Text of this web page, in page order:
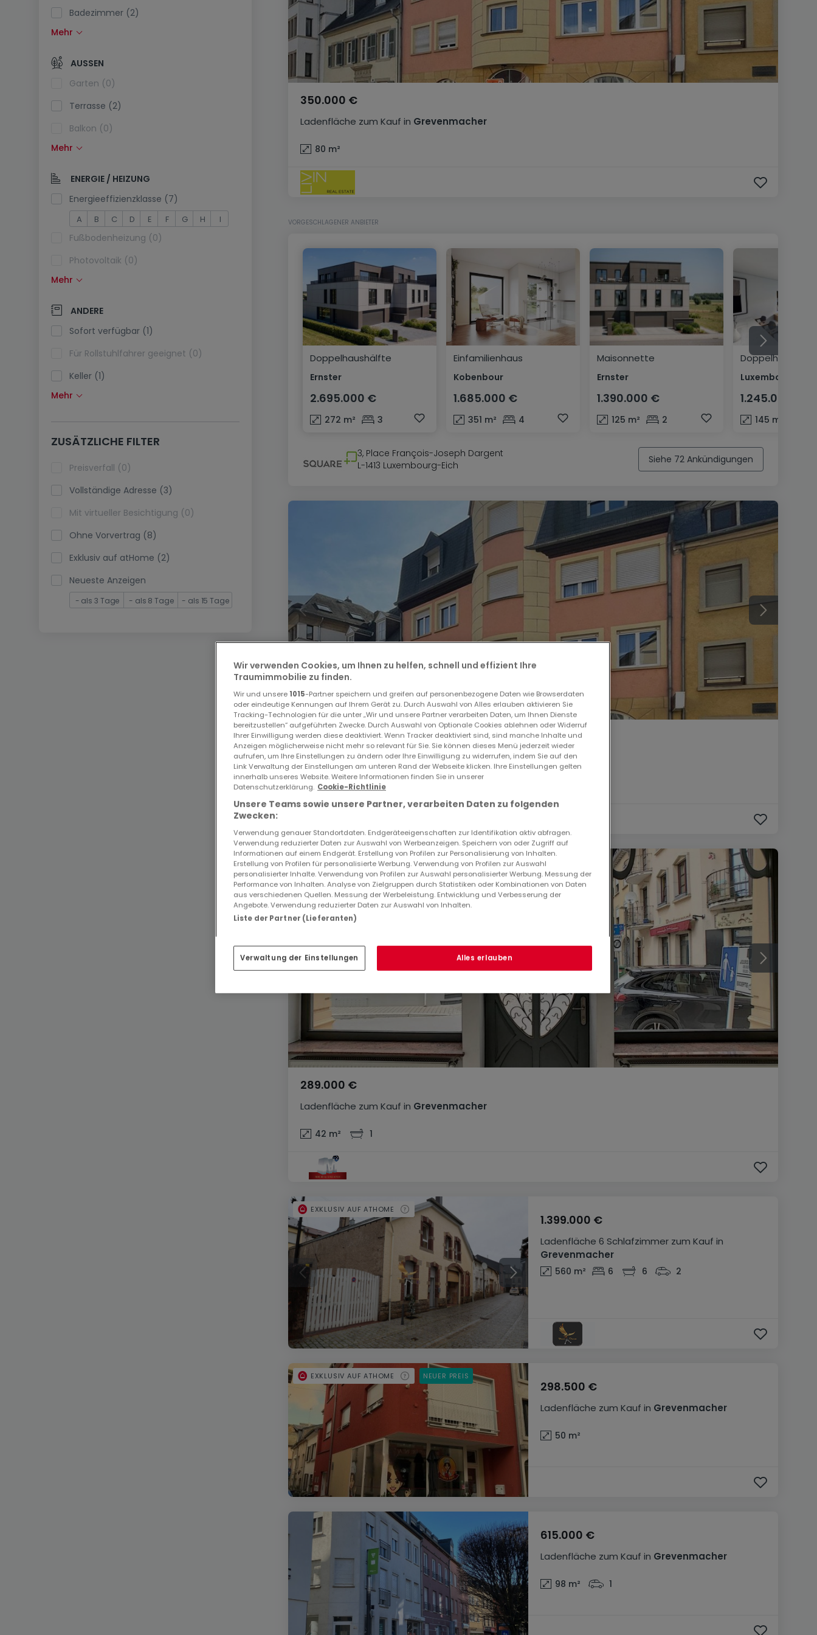
Ladenfläche zum Kauf in Grevenmacher
350.000 €
80 m²
VORGESCHLAGENER ANBIETER
Doppelhaushälfte
Ernster
2.695.000 €
272 m² 3
Einfamilienhaus
Kobenbour
1.685.000 €
351 m² 4
Maisonnette
Ernster
1.390.000 €
125 m² 2
1.245.000 €
145 m²
3, Place François-Joseph Dargent
L-1413 Luxembourg-Eich
Siehe 72 Ankündigungen
Ladenfläche zum Kauf inGrevenmacher
340.000 €
85 m²
Ladenfläche zum Kauf in Grevenmacher
289.000 €
42 m² 1
Ladenfläche 6 Schlafzimmer zum Kauf in
Grevenmacher
1.399.000 €
560 m² 6 6 2
EXKLUSIV AUF ATHOME
Ladenfläche zum Kauf in Grevenmacher
298.500 €
50 m²
EXKLUSIV AUF ATHOME NEUER PREIS
Ladenfläche zum Kauf in Grevenmacher
615.000 €
98 m² 1
Badezimmer (2)
Einbauküche (0)
Offene Küche (0)
Separate Toilette (3)
Mehr
AUSSEN
Garten (0)
Terrasse (2)
Balkon (0)
Schwimmbecken (0)
Südlage (0)
Stromanschluss am Parkplatz (0)
Mehr
ENERGIE / HEIZUNG
Energieeffizienzklasse (7)
A B C D E F G H I
Fußbodenheizung (0)
Photovoltaik (0)
Solarzellen (0)
Wärmepumpe (0)
Klimaanlagen (1)
Glasfaser (1)
Mehr
ANDERE
Sofort verfügbar (1)
Für Rollstuhlfahrer geeignet (0)
Keller (1)
Dachboden (0)
Fahrstuhl (2)
immobilienleibrente (0)
Ferienimmobilien (0)
Mehr
ZUSÄTZLICHE FILTER
Preisverfall (0)
Vollständige Adresse (3)
Mit virtueller Besichtigung (0)
Ohne Vorvertrag (8)
Exklusiv auf atHome (2)
Neueste Anzeigen
- als 3 Tage - als 8 Tage - als 15 Tage
Wir verwenden Cookies, um Ihnen zu helfen, schnell und effizient Ihre
Traumimmobilie zu finden.
Wir und unsere 1015-Partner speichern und greifen auf personenbezogene Daten wie Browserdaten
oder eindeutige Kennungen auf Ihrem Gerät zu. Durch Auswahl von Alles erlauben aktivieren Sie
Tracking-Technologien für die unter „Wir und unsere Partner verarbeiten Daten, um Ihnen Dienste
bereitzustellen“ aufgeführten Zwecke. Durch Auswahl von Optionale Cookies ablehnen oder Widerruf
Ihrer Einwilligung werden diese deaktiviert. Wenn Tracker deaktiviert sind, sind manche Inhalte und
Anzeigen möglicherweise nicht mehr so relevant für Sie. Sie können dieses Menü jederzeit wieder
aufrufen, um Ihre Einstellungen zu ändern oder Ihre Einwilligung zu widerrufen, indem Sie auf den
Link Verwaltung der Einstellungen am unteren Rand der Webseite klicken. Ihre Einstellungen gelten
innerhalb unseres Website. Weitere Informationen finden Sie in unserer
Datenschutzerklärung. Cookie-Richtlinie
Unsere Teams sowie unsere Partner, verarbeiten Daten zu folgenden
Zwecken:
Verwendung genauer Standortdaten. Endgeräteeigenschaften zur Identifikation aktiv abfragen.
Verwendung reduzierter Daten zur Auswahl von Werbeanzeigen. Speichern von oder Zugriff auf
Informationen auf einem Endgerät. Erstellung von Profilen zur Personalisierung von Inhalten.
Erstellung von Profilen für personalisierte Werbung. Verwendung von Profilen zur Auswahl
personalisierter Inhalte. Verwendung von Profilen zur Auswahl personalisierter Werbung. Messung der
Performance von Inhalten. Analyse von Zielgruppen durch Statistiken oder Kombinationen von Daten
aus verschiedenen Quellen. Messung der Werbeleistung. Entwicklung und Verbesserung der
Angebote. Verwendung reduzierter Daten zur Auswahl von Inhalten.
Liste der Partner (Lieferanten)
Verwaltung der Einstellungen Alles erlauben